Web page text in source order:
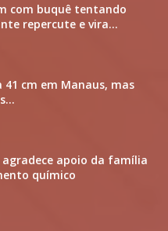
com buquê tentando
repercute e vira...
41 cm em Manaus, mas
agradece apoio da família
químico